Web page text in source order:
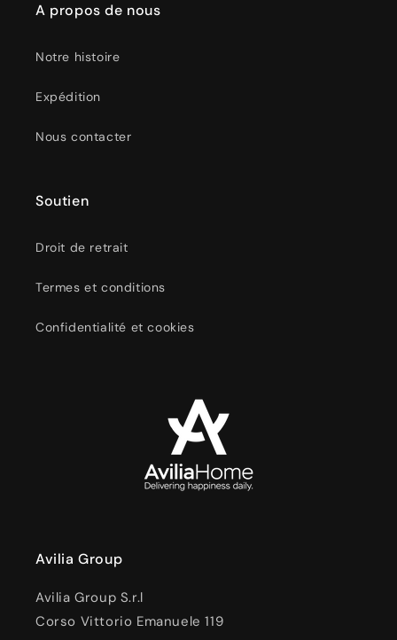
A propos de nous
Notre histoire
Expédition
Nous contacter
Soutien
Droit de retrait
Termes et conditions
Confidentialité et cookies
Avilia Group
Avilia Group S.r.l
Corso Vittorio Emanuele 119